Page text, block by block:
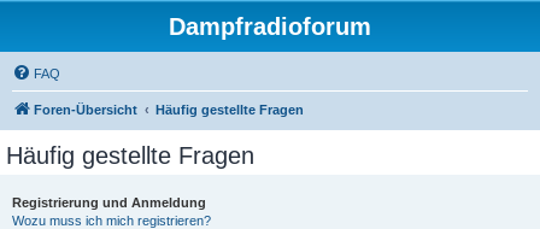
Dampfradioforum
FAQ
Foren-Übersicht Häufig gestellte Fragen
Häufig gestellte Fragen
Registrierung und Anmeldung
Wozu muss ich mich registrieren?